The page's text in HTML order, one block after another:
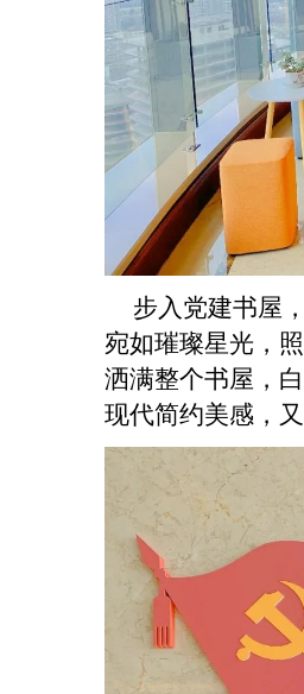
步入党建书屋
宛如璀璨星光，
洒满整个书屋，
现代简约美感，